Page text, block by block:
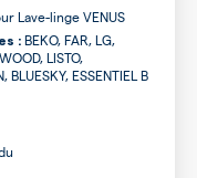
Lave-linge VENUS
: BEKO, FAR, LG,
LISTO,
BLUESKY, ESSENTIEL B